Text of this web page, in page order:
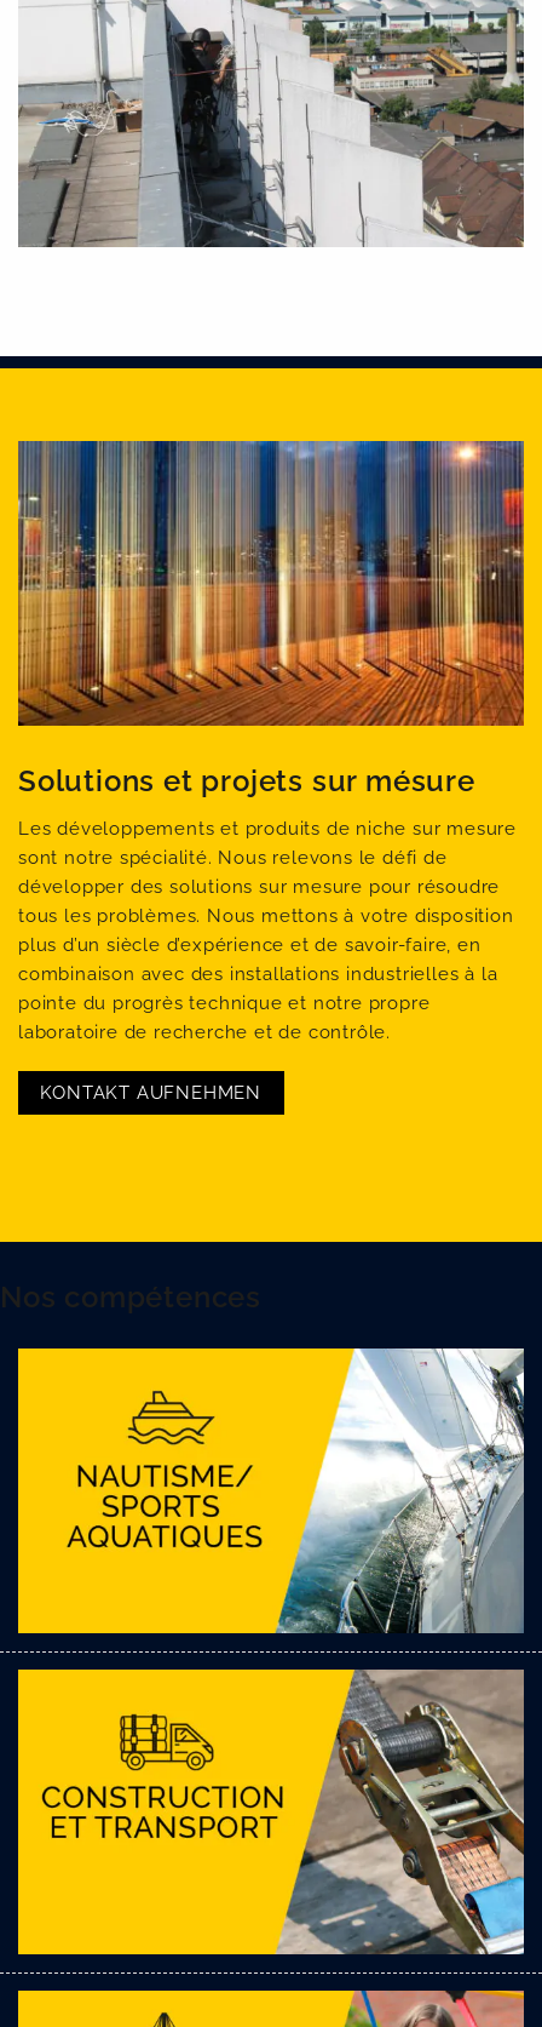
Solutions et projets sur mésure
Les développements et produits de niche sur mesure
sont notre spécialité. Nous relevons le défi de
développer des solutions sur mesure pour résoudre
tous les problèmes. Nous mettons à votre disposition
plus d’un siècle d’expérience et de savoir-faire, en
combinaison avec des installations industrielles à la
pointe du progrès technique et notre propre
laboratoire de recherche et de contrôle.
KONTAKT AUFNEHMEN
Nos compétences